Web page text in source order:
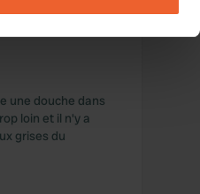
may combine it with
une douche dans
loin et il n'y a
grises du